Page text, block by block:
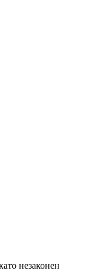
незаконен